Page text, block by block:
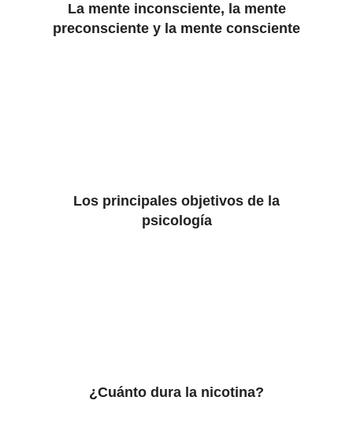
La mente inconsciente, la mente
preconsciente y la mente consciente
Los principales objetivos de la
psicología
¿Cuánto dura la nicotina?